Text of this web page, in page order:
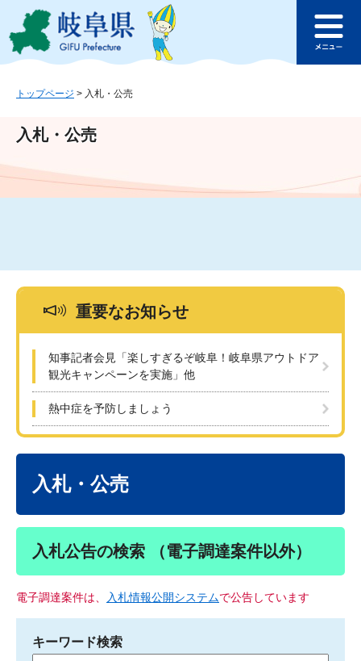
ジ
ュ
文
このページの本文へ
ュ
トップページ > 入札・公売
入札・公売
重要なお知らせ
知事記者会見「楽しすぎるぞ岐阜！岐阜県アウトドア
観光キャンペーンを実施」他
熱中症を予防しましょう
入札・公売
入札公告の検索 （電子調達案件以外）
電子調達案件は、 入札情報公開システムで公告しています
キーワード検索